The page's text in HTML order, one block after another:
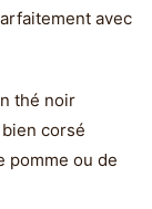
avec
thé noir
corsé
pomme ou de